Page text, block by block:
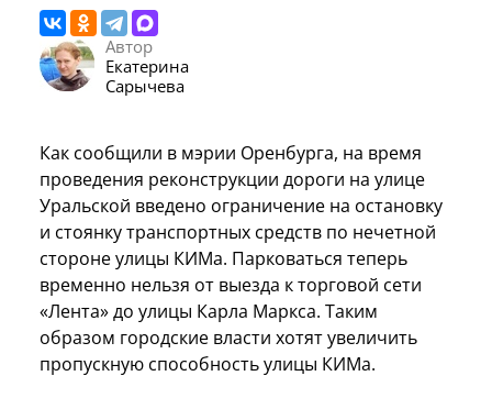
Автор
Екатерина
Сарычева
Как сообщили в мэрии Оренбурга, на время
проведения реконструкции дороги на улице
Уральской введено ограничение на остановку
и стоянку транспортных средств по нечетной
стороне улицы КИМа. Парковаться теперь
временно нельзя от выезда к торговой сети
«Лента» до улицы Карла Маркса. Таким
образом городские власти хотят увеличить
пропускную способность улицы КИМа.